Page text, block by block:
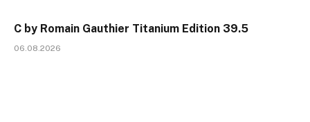
C by Romain Gauthier Titanium Edition 39.5
06.08.2026